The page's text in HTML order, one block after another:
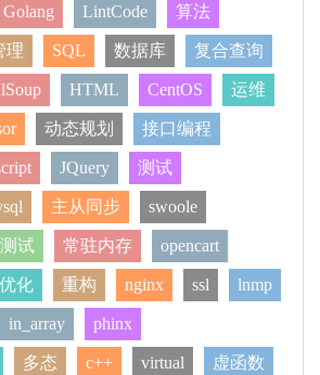
Golang LintCode 算法
理 SQL 数据库 复合查询
HTML CentOS 运维
动态规划 接口编程
JQuery 测试
主从同步 swoole
试 常驻内存 opencart
化 重构 nginx ssl lnmp
in_array phinx
多态 c++ virtual 虚函数